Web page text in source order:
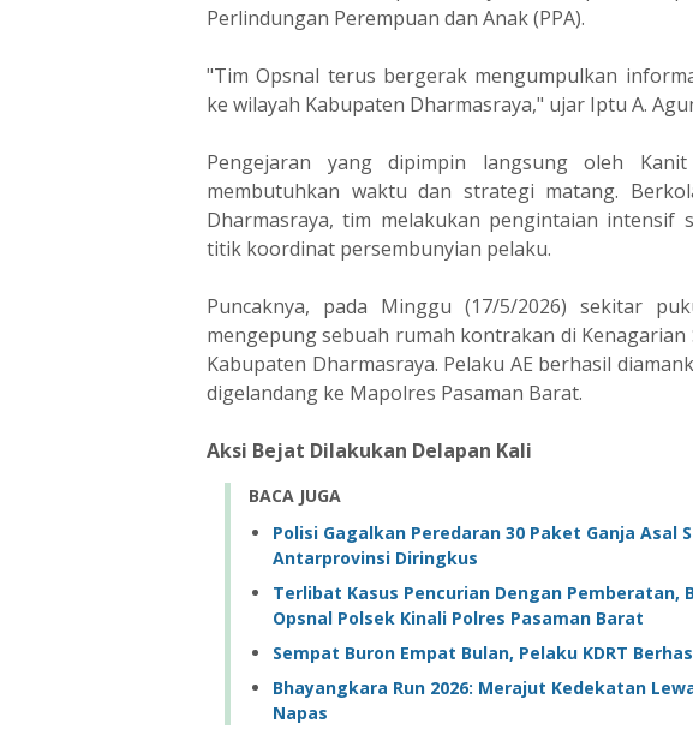
Perlindungan Perempuan dan Anak (PPA).
"Tim Opsnal terus bergerak mengumpulkan
ke wilayah Kabupaten Dharmasraya," ujar Iptu A.
Pengejaran yang dipimpin langsung oleh
membutuhkan waktu dan strategi matang.
Dharmasraya, tim melakukan pengintaian intensif
titik koordinat persembunyian pelaku.
Puncaknya, pada Minggu (17/5/2026) sekitar
mengepung sebuah rumah kontrakan di Kenagarian
Kabupaten Dharmasraya. Pelaku AE berhasil
digelandang ke Mapolres Pasaman Barat.
Aksi Bejat Dilakukan Delapan Kali
BACA JUGA
Polisi Gagalkan Peredaran 30 Paket Ganja Asal
Antarprovinsi Diringkus
Terlibat Kasus Pencurian Dengan Pemberatan,
Opsnal Polsek Kinali Polres Pasaman Barat
Sempat Buron Empat Bulan, Pelaku KDRT
Bhayangkara Run 2026: Merajut Kedekatan
Napas